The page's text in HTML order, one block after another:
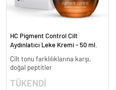
HC Pigment Control Cilt
Aydınlatıcı Leke Kremi - 50 ml.
Cilt tonu farklılıklarına karşı,
doğal peptitler
TÜKENDİ